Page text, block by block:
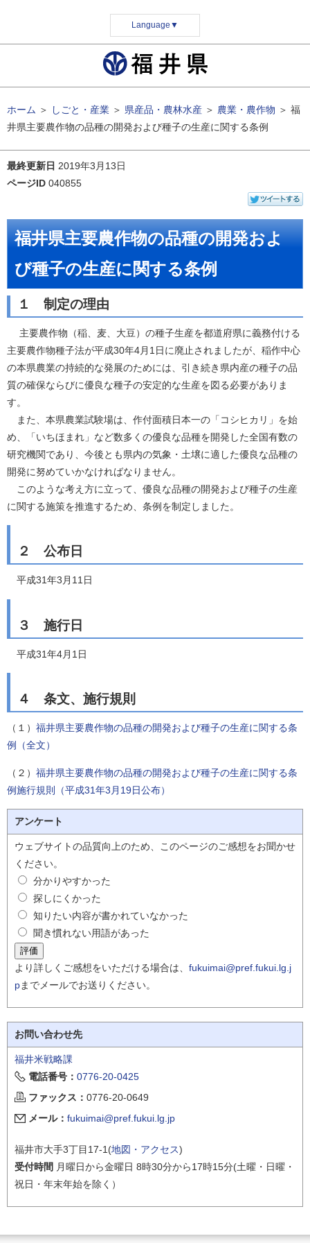
Language ▼
ホーム ＞ しごと・産業 ＞ 県産品・農林水産 ＞ 農業・農作物 ＞ 福
井県主要農作物の品種の開発および種子の生産に関する条例
最終更新日 2019年3月13日
ページID 040855
福井県主要農作物の品種の開発およ
び種子の生産に関する条例
１ 制定の理由
主要農作物（稲、麦、大豆）の種子生産を都道府県に義務付ける
主要農作物種子法が平成30年4月1日に廃止されましたが、稲作中心
の本県農業の持続的な発展のためには、引き続き県内産の種子の品
質の確保ならびに優良な種子の安定的な生産を図る必要がありま
す。
また、本県農業試験場は、作付面積日本一の「コシヒカリ」を始
め、「いちほまれ」など数多くの優良な品種を開発した全国有数の
研究機関であり、今後とも県内の気象・土壌に適した優良な品種の
開発に努めていかなければなりません。
このような考え方に立って、優良な品種の開発および種子の生産
に関する施策を推進するため、条例を制定しました。
２ 公布日
平成31年3月11日
３ 施行日
平成31年4月1日
４ 条文、施行規則
（１） 福井県主要農作物の品種の開発および種子の生産に関する条
例（全文）
（２） 福井県主要農作物の品種の開発および種子の生産に関する条
例施行規則（平成31年3月19日公布）
アンケート
ウェブサイトの品質向上のため、このページのご感想をお聞かせ
ください。
分かりやすかった
探しにくかった
知りたい内容が書かれていなかった
聞き慣れない用語があった
より詳しくご感想をいただける場合は、 fukuimai@pref.fukui.lg.j
pまでメールでお送りください。
お問い合わせ先
福井米戦略課
電話番号： 0776-20-0425
ファックス： 0776-20-0649
メール： fukuimai@pref.fukui.lg.jp
福井市大手3丁目17-1(地図・アクセス)
受付時間 月曜日から金曜日 8時30分から17時15分(土曜・日曜・
祝日・年末年始を除く）